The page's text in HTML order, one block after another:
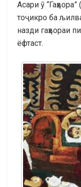
Асари ӯ
тоҷикро ба
назди гаҳвораи
ёфтаст.